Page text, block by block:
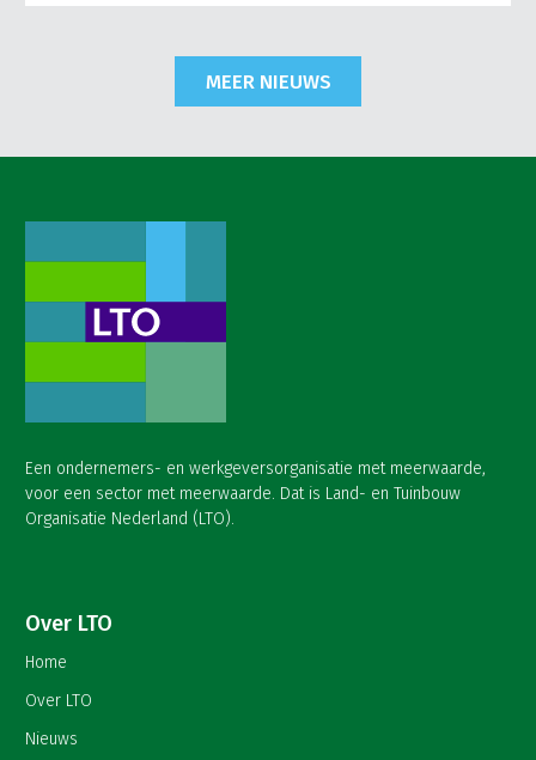
MEER NIEUWS
Een ondernemers- en werkgeversorganisatie met meerwaarde,
voor een sector met meerwaarde. Dat is Land- en Tuinbouw
Organisatie Nederland (LTO).
Over LTO
Home
Over LTO
Nieuws